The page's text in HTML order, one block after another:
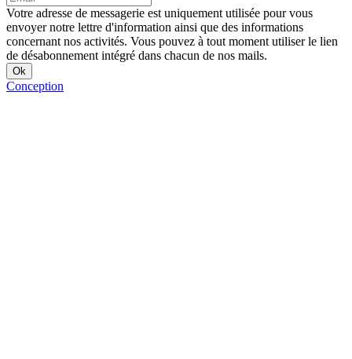
Votre adresse de messagerie est uniquement utilisée pour vous
envoyer notre lettre d'information ainsi que des informations
concernant nos activités. Vous pouvez à tout moment utiliser le lien
de désabonnement intégré dans chacun de nos mails.
Conception